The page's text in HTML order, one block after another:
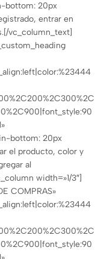
bottom: 20px
entrar en
vc_column_text]
bottom: 20px
el producto, color y
al
width=»1/3″]
COMPRAS»